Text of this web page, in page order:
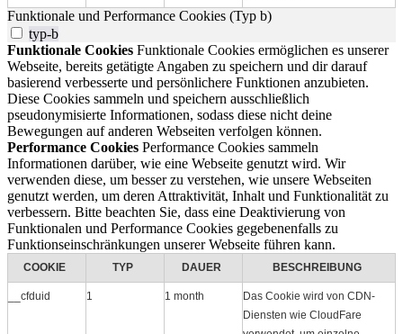
Funktionale und Performance Cookies (Typ b)
typ-b
Funktionale Cookies Funktionale Cookies ermöglichen es unserer
Webseite, bereits getätigte Angaben zu speichern und dir darauf
basierend verbesserte und persönlichere Funktionen anzubieten.
Diese Cookies sammeln und speichern ausschließlich
pseudonymisierte Informationen, sodass diese nicht deine
Bewegungen auf anderen Webseiten verfolgen können.
Performance Cookies Performance Cookies sammeln
Informationen darüber, wie eine Webseite genutzt wird. Wir
verwenden diese, um besser zu verstehen, wie unsere Webseiten
genutzt werden, um deren Attraktivität, Inhalt und Funktionalität zu
verbessern. Bitte beachten Sie, dass eine Deaktivierung von
Funktionalen und Performance Cookies gegebenenfalls zu
Funktionseinschränkungen unserer Webseite führen kann.
COOKIE TYP DAUER BESCHREIBUNG
__cfduid 1 1 month
Das Cookie wird von CDN-
Diensten wie CloudFare